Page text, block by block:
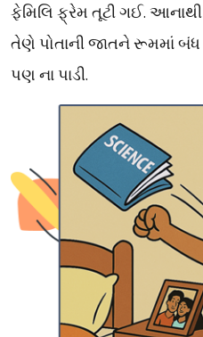
ફેમિલિ ફ્રેમ તૂટી ગઈ. આનાથી
તેણે પોતાની જાતને રૂમમાં બંધ
પણ ના પાડી.